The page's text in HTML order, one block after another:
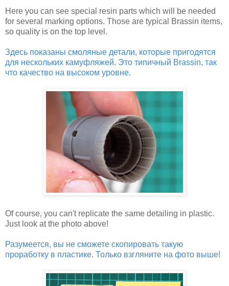
Here you can see special resin parts which will be needed
for several marking options. Those are typical Brassin items,
so quality is on the top level.
Здесь показаны смоляные детали, которые пригодятся
для нескольких камуфляжей. Это типичный Brassin, так
что качество на высоком уровне.
Of course, you can't replicate the same detailing in plastic.
Just look at the photo above!
Разумеется, вы не сможете скопировать такую
проработку в пластике. Только взгляните на фото выше!